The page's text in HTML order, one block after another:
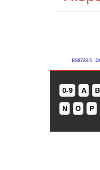
BS8723-5
0-9 A B
N O P